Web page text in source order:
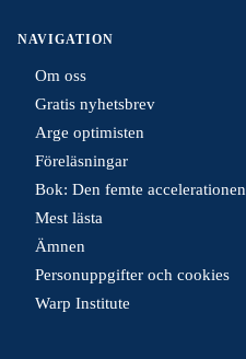
NAVIGATION
Om oss
Gratis nyhetsbrev
Arge optimisten
Föreläsningar
Bok: Den femte accelerationen
Mest lästa
Ämnen
Personuppgifter och cookies
Warp Institute